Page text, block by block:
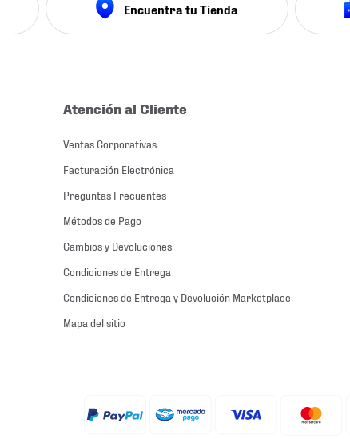
Encuentra tu Tienda
Atención al Cliente
Ventas Corporativas
Facturación Electrónica
Preguntas Frecuentes
Métodos de Pago
Cambios y Devoluciones
Condiciones de Entrega
Condiciones de Entrega y Devolución Marketplace
Mapa del sitio